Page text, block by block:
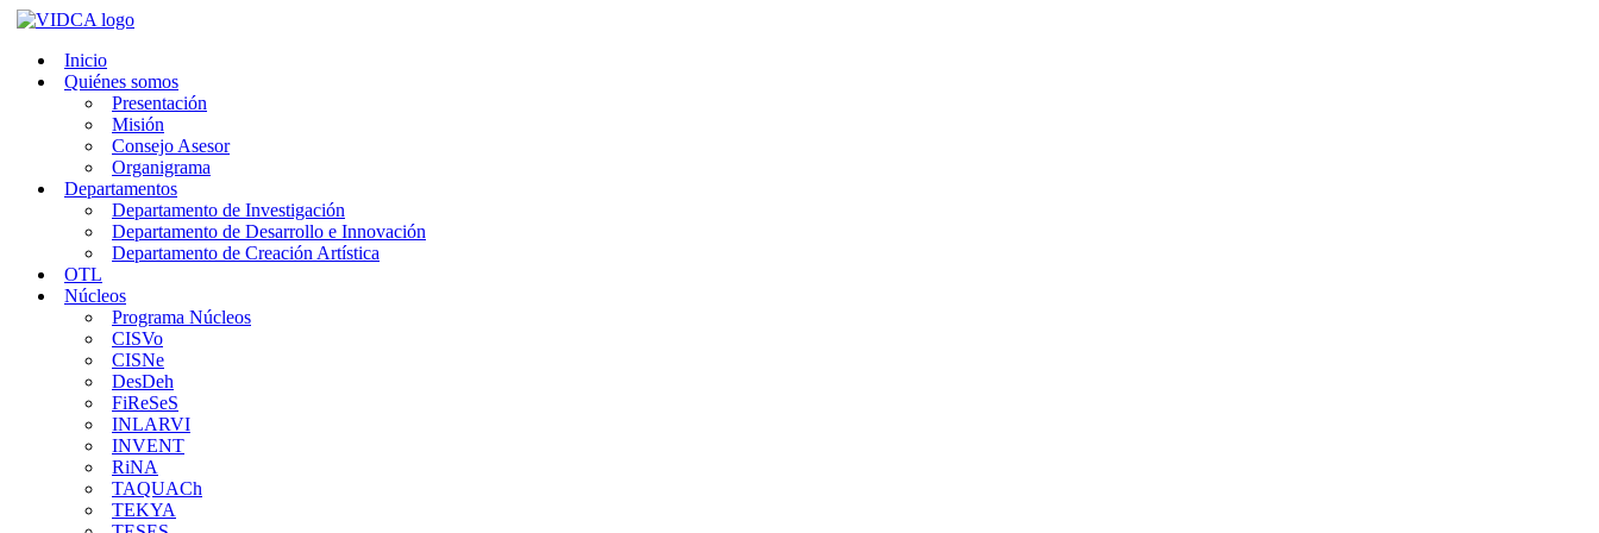
Saltar
contenidoInicio
Quiénes somos
Presentación
Misión
Consejo Asesor
Organigrama
Departamentos
Departamento de Investigación
Departamento de Desarrollo e Innovación
Departamento de Creación Artística
OTL
Núcleos
Programa Núcleos
CISVo
CISNe
DesDeh
FiReSeS
INLARVI
INVENT
RiNA
TAQUACh
TEKYA